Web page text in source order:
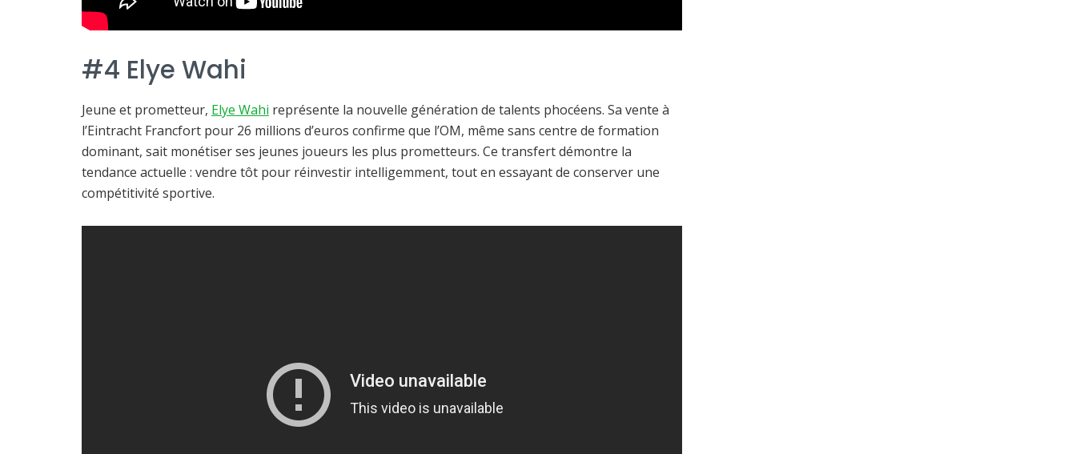
#4 Elye Wahi
Jeune et prometteur, Elye Wahi représente la nouvelle génération de talents phocéens. Sa vente à
l’Eintracht Francfort pour 26 millions d’euros confirme que l’OM, même sans centre de formation
dominant, sait monétiser ses jeunes joueurs les plus prometteurs. Ce transfert démontre la
tendance actuelle : vendre tôt pour réinvestir intelligemment, tout en essayant de conserver une
compétitivité sportive.